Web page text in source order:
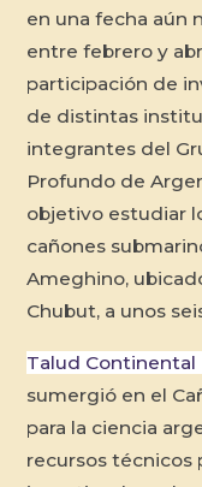
en una fecha aún
entre febrero y
participación de
de distintas
integrantes del
Profundo de
objetivo estudiar
cañones
Ameghino,
Chubut, a unos
Talud Continental
sumergió en el
para la ciencia
recursos técnicos